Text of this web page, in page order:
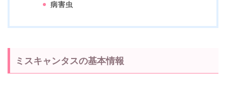
病害虫
ミスキャンタスの基本情報